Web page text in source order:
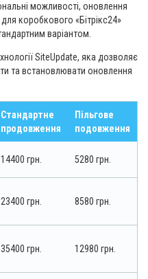
можливості, оновлення
коробкового «Бітрікс24»
варіантом.
SiteUpdate, яка дозволяє
та встановлювати оновлення
Стандартне
продовження
Пільгове
подовження
14400 грн. 5280 грн.
23400 грн. 8580 грн.
35400 грн. 12980 грн.